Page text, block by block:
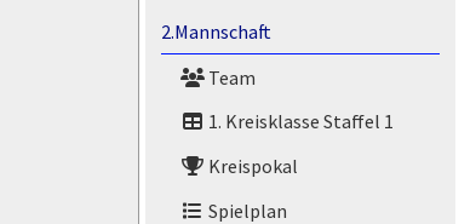
2.Mannschaft
Team
1. Kreisklasse Staffel 1
Kreispokal
Spielplan